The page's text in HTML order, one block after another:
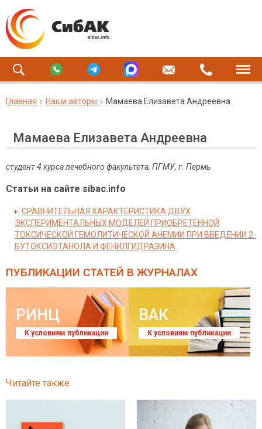
Главная Наши авторы Мамаева Елизавета Андреевна
Мамаева Елизавета Андреевна
студент 4 курса лечебного факультета, ПГМУ, г. Пермь
Статьи на сайте sibac.info
СРАВНИТЕЛЬНАЯ ХАРАКТЕРИСТИКА ДВУХ
ЭКСПЕРИМЕНТАЛЬНЫХ МОДЕЛЕЙ ПРИОБРЕТЕННОЙ
ТОКСИЧЕСКОЙ ГЕМОЛИТИЧЕСКОЙ АНЕМИИ ПРИ ВВЕДЕНИИ 2-
БУТОКСИЭТАНОЛА И ФЕНИЛГИДРАЗИНА
ПУБЛИКАЦИИ СТАТЕЙ В ЖУРНАЛАХ
РИНЦ
К условиям публикации
ВАК
К условиям публикации
Читайте также